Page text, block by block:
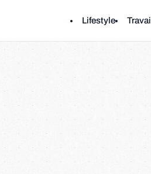
Lifestyle Travail